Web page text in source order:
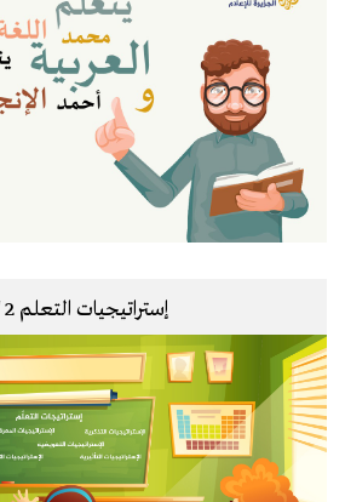
إستراتيجيات التعلم 2 / 2